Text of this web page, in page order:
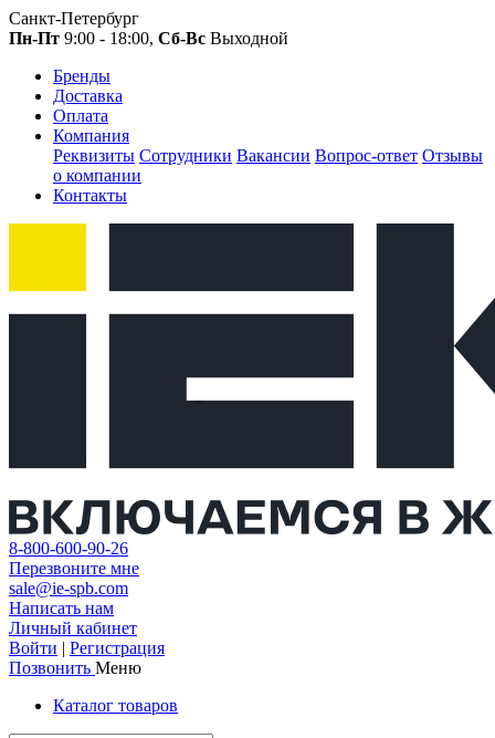
Санкт-Петербург
Пн-Пт 9:00 - 18:00, Сб-Вс Выходной
Бренды
Доставка
Оплата
Компания
Реквизиты Сотрудники Вакансии Вопрос-ответ Отзывы
о компании
Контакты
8-800-600-90-26
Перезвоните мне
sale@ie-spb.com
Написать нам
Личный кабинет
Войти | Регистрация
Позвонить Меню
Каталог товаров